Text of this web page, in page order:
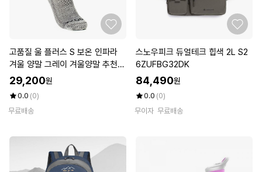
고품질 울 플러스 S 보온 인파라
겨울 양말 그레이 겨울양말 추천
(WFKEOVV)
29,200원
0.0 (0)
무료배송
스노우피크 듀얼테크 힙색 2L S2
6ZUFBG32DK
84,490원
0.0 (0)
무이자 무료배송